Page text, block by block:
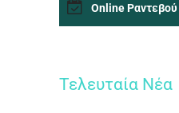
Online Ραντεβού
Τελευταία Nέα